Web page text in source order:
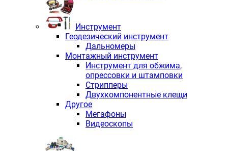
Инструмент
Геодезический инструмент
Дальномеры
Монтажный инструмент
Инструмент для обжима,
опрессовки и штамповки
Стрипперы
Двухкомпонентные клещи
Другое
Мегафоны
Видеоскопы